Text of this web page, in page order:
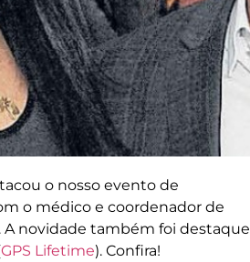
o nosso evento de
o médico e coordenador de
A novidade também foi destaque
GPS Lifetime). Confira!